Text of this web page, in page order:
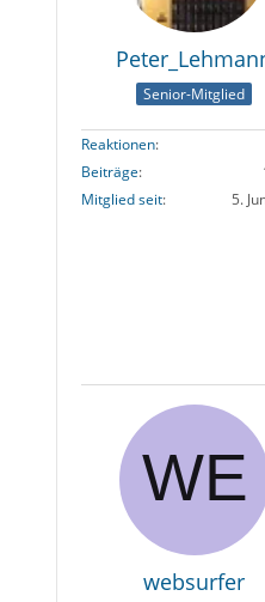
Senior-Mitglied
Reaktionen
Beiträge
Mitglied seit
5.
websurfer